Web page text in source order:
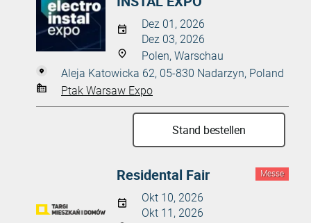
Dez 01, 2026
Dez 03, 2026
Polen, Warschau
Aleja Katowicka 62, 05-830 Nadarzyn, Poland
Ptak Warsaw Expo
Stand bestellen
Messe
Residental Fair
Okt 10, 2026
Okt 11, 2026